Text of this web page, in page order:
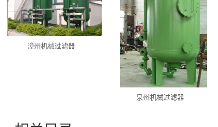
漳州机械过滤器
泉州机械过滤器